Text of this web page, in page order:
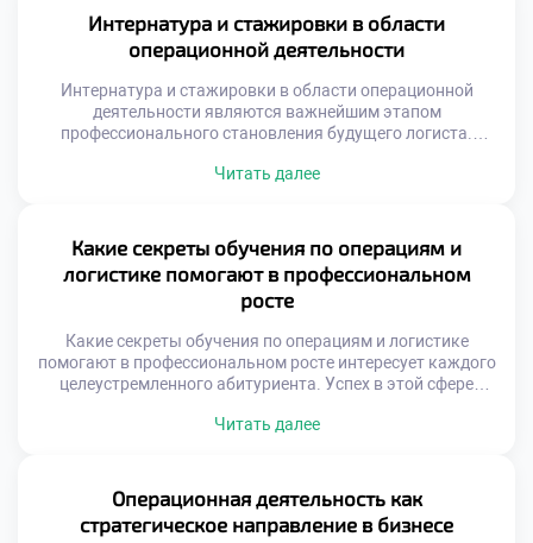
функционирование городов и поселений. Понимание этой
миссии меняет отношение к учебному процессу. Многие
абитуриенты видят в […]
Интернатура и стажировки в области
операционной деятельности
Интернатура и стажировки в области операционной
деятельности являются важнейшим этапом
профессионального становления будущего логиста.
только через призму реальной практики. Без погружения
часто недооценивают значимость этого периода для
карьеры. Именно на практике происходит
трансформация учащегося в специалиста. Практическая
подготовка занимает существенную […]
Читать далее
Какие секреты обучения по операциям и
логистике помогают в профессиональном
росте
Какие секреты обучения по операциям и логистике
помогают в профессиональном росте интересует каждого
целеустремленного абитуриента. Успех в этой сфере
стратегии учебы. Простое запоминание материала не
процесса и использовать их. Осознанный подход к
обучению отличает лидера от […]
Читать далее
Операционная деятельность как
стратегическое направление в бизнесе